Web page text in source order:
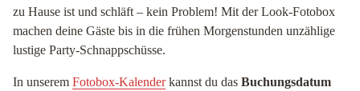
zu Hause ist und schläft – kein Problem! Mit der Look-Fotobox
machen deine Gäste bis in die frühen Morgenstunden unzählige
lustige Party-Schnappschüsse.
In unserem Fotobox-Kalenderkannst du das Buchungsdatum